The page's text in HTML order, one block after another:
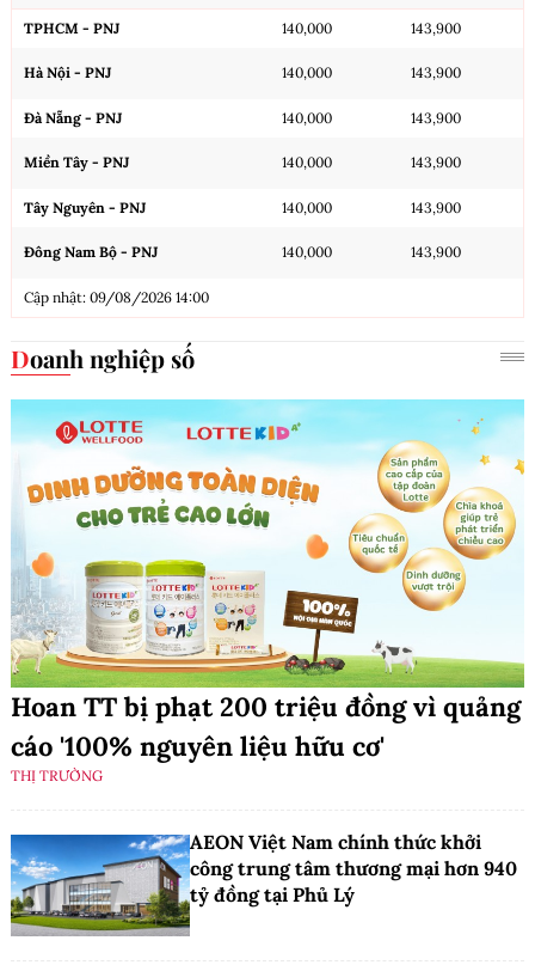
TPHCM - PNJ 140,000 143,900
Hà Nội - PNJ 140,000 143,900
Đà Nẵng - PNJ 140,000 143,900
Miền Tây - PNJ 140,000 143,900
Tây Nguyên - PNJ 140,000 143,900
Đông Nam Bộ - PNJ 140,000 143,900
Cập nhật: 09/08/2026 14:00
Doanh nghiệp số
Hoan TT bị phạt 200 triệu đồng vì quảng
cáo '100% nguyên liệu hữu cơ'
THỊ TRƯỜNG
AEON Việt Nam chính thức khởi
công trung tâm thương mại hơn 940
tỷ đồng tại Phủ Lý